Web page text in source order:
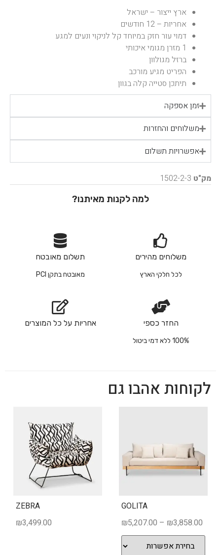
ארץ ייצור – ישראל
אחריות – 12 חודשים
דמוי עור חזק במיוחד קל לניקוי ונעים למגע
1 מזרן מגומי איכותי
ברזל מגולוון
הפריט מגיע מורכב
תיתכן סטייה קלה בגוון
זמן אספקה
משלוחים והחזרות
אפשרויות תשלום
מק"ט 1502-2-3
למה לקנות מאיתנו?
משלוחים מהירים
לכל חלקי הארץ
תשלום מאובטח
מאובטח בתקן PCI
החזר כספי
100% ללא דמי ביטול
אחריות על כל המוצרים
לקוחות אהבו גם
GOLITA
₪3,858.00
–
₪5,207.00
ZEBRA
₪3,499.00